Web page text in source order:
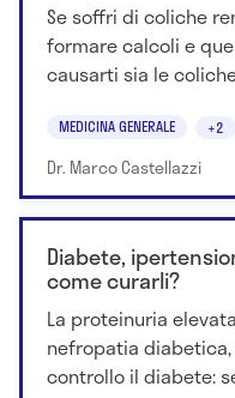
Se soffri di coliche
formare calcoli e
causarti sia le
MEDICINA GENERALE +2
Dr. Marco Castellazzi
Diabete,
come curarli?
La proteinuria
nefropatia
controllo il diabete: